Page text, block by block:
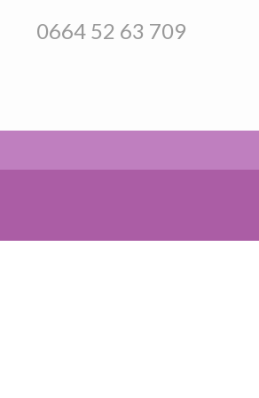
0664 52 63 709